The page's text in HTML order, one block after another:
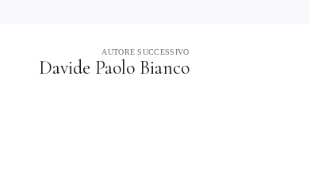
AUTORE SUCCESSIVO
Davide Paolo Bianco